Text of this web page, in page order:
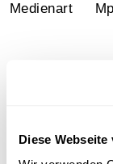
Diese
Medienart